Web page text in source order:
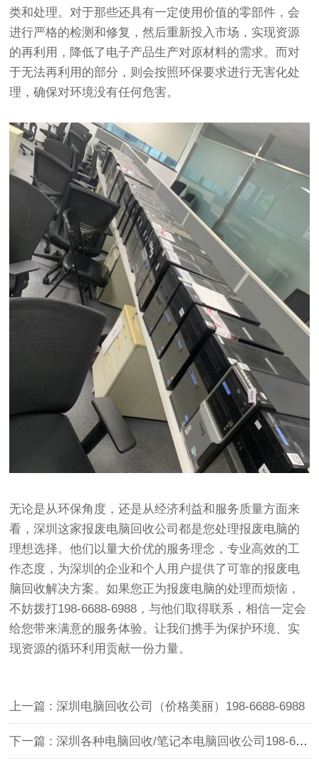
类和处理。对于那些还具有一定使用价值的零部件，会
进行严格的检测和修复，然后重新投入市场，实现资源
的再利用，降低了电子产品生产对原材料的需求。而对
于无法再利用的部分，则会按照环保要求进行无害化处
理，确保对环境没有任何危害。
无论是从环保角度，还是从经济利益和服务质量方面来
看，深圳这家报废电脑回收公司都是您处理报废电脑的
理想选择。他们以量大价优的服务理念，专业高效的工
作态度，为深圳的企业和个人用户提供了可靠的报废电
脑回收解决方案。如果您正为报废电脑的处理而烦恼，
不妨拨打198-6688-6988，与他们取得联系，相信一定会
给您带来满意的服务体验。让我们携手为保护环境、实
现资源的循环利用贡献一份力量。
上一篇 : 深圳电脑回收公司（价格美丽）198-6688-6988
下一篇 : 深圳各种电脑回收/笔记本电脑回收公司198-6688-6988